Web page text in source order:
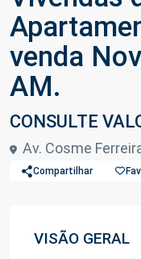
venda
AM.
CONSULTE
Av. Cosme
Compartilhar
VISÃO GERAL